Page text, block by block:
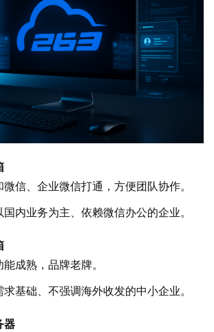
信、企业微信打通，方便团队协作。
内业务为主、依赖微信办公的企业。
成熟，品牌老牌。
基础、不强调海外收发的中小企业。
器